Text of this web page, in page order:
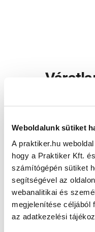
Weboldalunk sütiket
A praktiker.hu
hogy a Praktiker Kft.
számítógépén sütiket
segítségével az
webanalitikai és
megjelenítése céljából
az adatkezelési